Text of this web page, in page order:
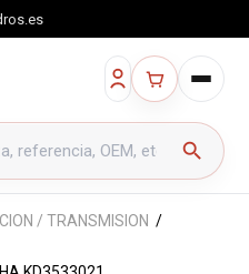
search
/ TRANSMISION